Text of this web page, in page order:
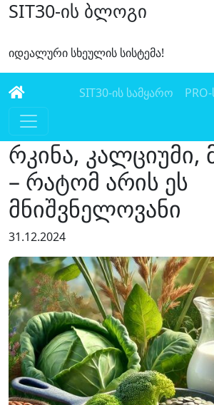
SIT30-ის ბლოგი
იდეალური სხეულის სისტემა!
SIT30-ის სამყარო
რკინა, კალციუმი,
– რატომ არის ეს
მნიშვნელოვანი
31.12.2024